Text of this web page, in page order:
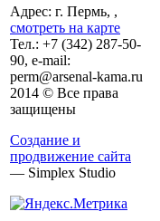
Адрес: г. Пермь, ,
смотреть на карте
Тел.: +7 (342) 287-50-
90, e-mail:
perm@arsenal-kama.ru
2014 © Все права
защищены
Создание и
продвижение сайта
— Simplex Studio